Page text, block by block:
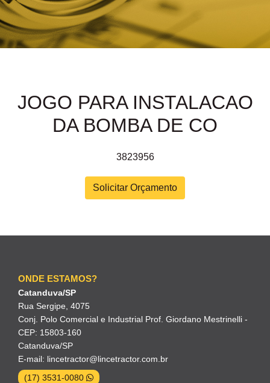
JOGO PARA INSTALACAO
DA BOMBA DE CO
3823956
Solicitar Orçamento
ONDE ESTAMOS?
Catanduva/SP
Rua Sergipe, 4075
Conj. Polo Comercial e Industrial Prof. Giordano Mestrinelli -
CEP: 15803-160
Catanduva/SP
E-mail: lincetractor@lincetractor.com.br
(17) 3531-0080